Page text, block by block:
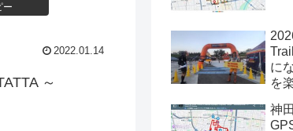
ー
2022.01.14
～
に
を
神